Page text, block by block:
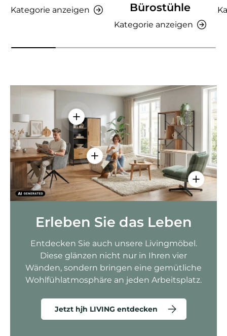
Kategorie anzeigen
Bürostühle
Kategorie anzeigen
Einzelheiten anzeigen - AMIO H -
Einzelheiten anzeigen - Sitzolo 2
Erleben Sie das Leben
Entdecken Sie auch unsere Livingmöbel.
Diese glänzen nicht nur in Ihren vier
Wänden, sondern bringen eine gemütliche
Wohlfühlatmosphäre an jeden Arbeitsplatz.
Jetzt hjh LIVING entdecken